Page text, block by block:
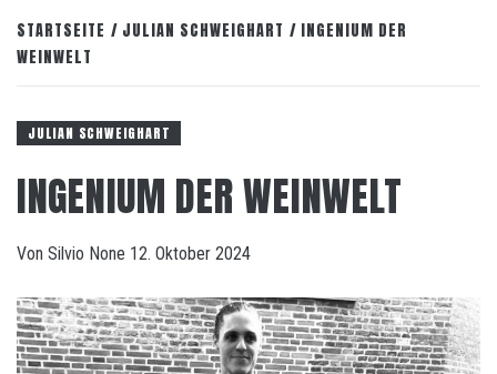
STARTSEITE JULIAN SCHWEIGHART
INGENIUM DER
WEINWELT
JULIAN SCHWEIGHART
INGENIUM DER WEINWELT
Von Silvio None 12. Oktober 2024